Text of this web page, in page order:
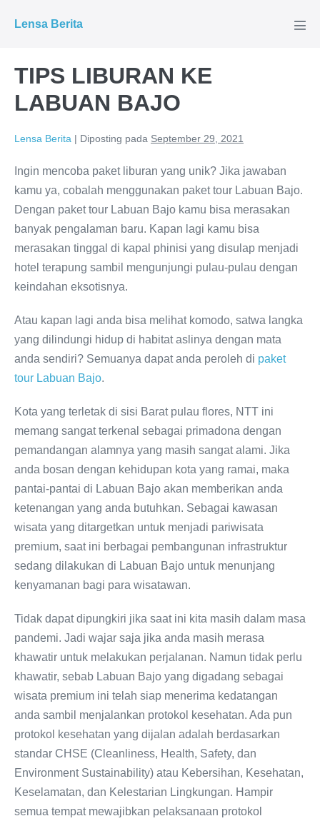
Lensa Berita
TIPS LIBURAN KE
LABUAN BAJO
Lensa Berita | Diposting pada September 29, 2021
Ingin mencoba paket liburan yang unik? Jika jawaban
kamu ya, cobalah menggunakan paket tour Labuan Bajo.
Dengan paket tour Labuan Bajo kamu bisa merasakan
banyak pengalaman baru. Kapan lagi kamu bisa
merasakan tinggal di kapal phinisi yang disulap menjadi
hotel terapung sambil mengunjungi pulau-pulau dengan
keindahan eksotisnya.
Atau kapan lagi anda bisa melihat komodo, satwa langka
yang dilindungi hidup di habitat aslinya dengan mata
anda sendiri? Semuanya dapat anda peroleh di paket
tour Labuan Bajo.
Kota yang terletak di sisi Barat pulau flores, NTT ini
memang sangat terkenal sebagai primadona dengan
pemandangan alamnya yang masih sangat alami. Jika
anda bosan dengan kehidupan kota yang ramai, maka
pantai-pantai di Labuan Bajo akan memberikan anda
ketenangan yang anda butuhkan. Sebagai kawasan
wisata yang ditargetkan untuk menjadi pariwisata
premium, saat ini berbagai pembangunan infrastruktur
sedang dilakukan di Labuan Bajo untuk menunjang
kenyamanan bagi para wisatawan.
Tidak dapat dipungkiri jika saat ini kita masih dalam masa
pandemi. Jadi wajar saja jika anda masih merasa
khawatir untuk melakukan perjalanan. Namun tidak perlu
khawatir, sebab Labuan Bajo yang digadang sebagai
wisata premium ini telah siap menerima kedatangan
anda sambil menjalankan protokol kesehatan. Ada pun
protokol kesehatan yang dijalan adalah berdasarkan
standar CHSE (Cleanliness, Health, Safety, dan
Environment Sustainability) atau Kebersihan, Kesehatan,
Keselamatan, dan Kelestarian Lingkungan. Hampir
semua tempat mewajibkan pelaksanaan protokol